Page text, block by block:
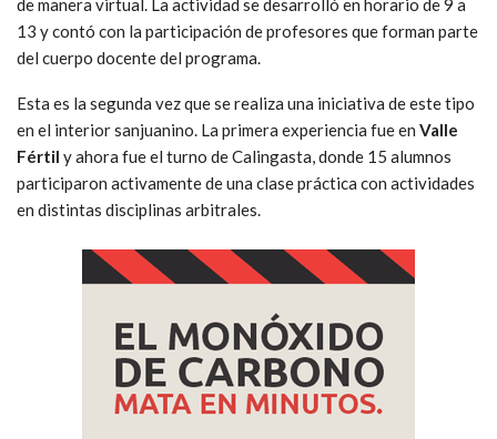
de manera virtual. La actividad se desarrolló en horario de 9 a
13 y contó con la participación de profesores que forman parte
del cuerpo docente del programa.
Esta es la segunda vez que se realiza una iniciativa de este tipo
en el interior sanjuanino. La primera experiencia fue en Valle
Fértil y ahora fue el turno de Calingasta, donde 15 alumnos
participaron activamente de una clase práctica con actividades
en distintas disciplinas arbitrales.